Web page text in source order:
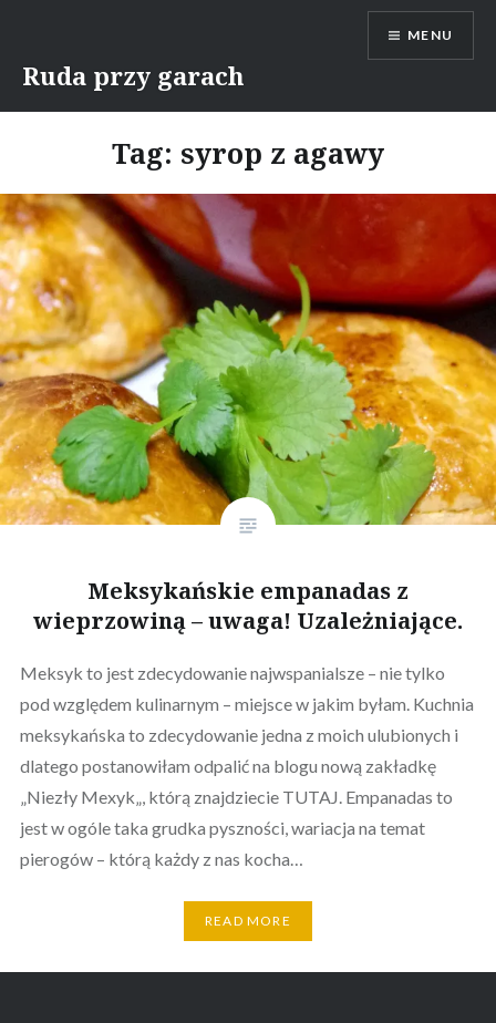
content
Ruda przy garach
MENU
Tag: syrop z agawy
Meksykańskie empanadas z
wieprzowiną – uwaga! Uzależniające.
Meksyk to jest zdecydowanie najwspanialsze – nie tylko
pod względem kulinarnym – miejsce w jakim byłam. Kuchnia
meksykańska to zdecydowanie jedna z moich ulubionych i
dlatego postanowiłam odpalić na blogu nową zakładkę
„Niezły Mexyk„, którą znajdziecie TUTAJ. Empanadas to
jest w ogóle taka grudka pyszności, wariacja na temat
pierogów – którą każdy z nas kocha…
READ MORE